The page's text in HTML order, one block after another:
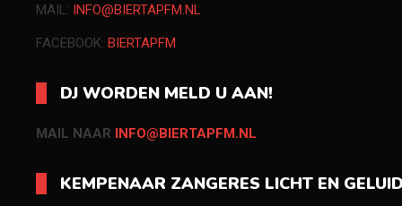
MAIL: INFO@BIERTAPFM.NL
FACEBOOK: BIERTAPFM
DJ WORDEN MELD U AAN!
MAIL NAAR INFO@BIERTAPFM.NL
KEMPENAAR ZANGERES LICHT EN